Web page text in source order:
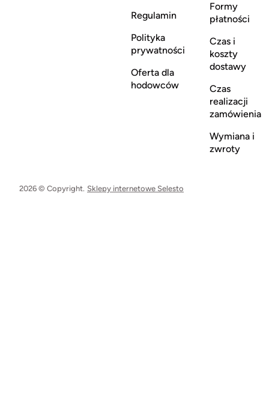
Regulamin
Polityka
prywatności
Oferta dla
hodowców
Formy
płatności
Czas i
koszty
dostawy
Czas
realizacji
zamówienia
Wymiana i
zwroty
2026 © Copyright. Sklepy internetowe Selesto